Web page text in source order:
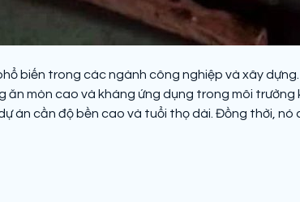
biến trong các ngành công nghiệp và xây
ăn mòn cao và kháng ứng dụng trong môi
án cần độ bền cao và tuổi thọ dài. Đồng thời,